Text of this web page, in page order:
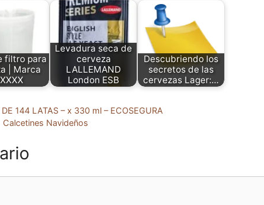
filtro para
| Marca
Levadura seca de
cerveza
LALLEMAND
London ESB
Descubriendo los
secretos de las
cervezas Lager:…
144 LATAS – x 330 ml – ECOSEGURA
Navideños